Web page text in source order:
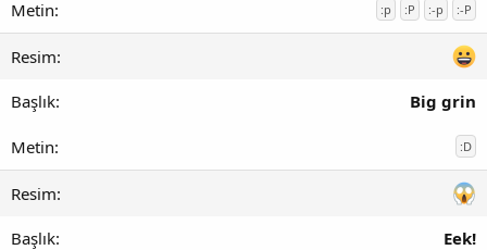
:p :P :-p :-P
Big grin
:D
Eek!